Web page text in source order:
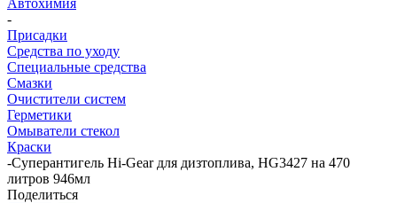
-
Присадки
Средства по уходу
Специальные средства
Смазки
Очистители систем
Герметики
Омыватели стекол
Краски
-Суперантигель Hi-Gear для дизтоплива, HG3427 на 470
литров 946мл
Поделиться